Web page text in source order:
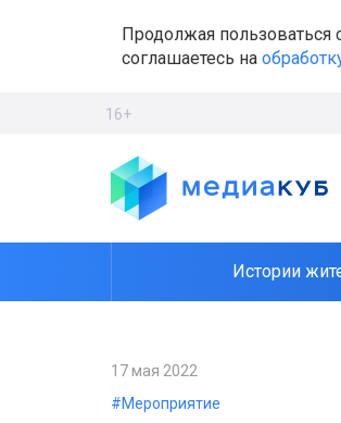
Продолжая пользоваться
соглашаетесь на
16+
Истории
17 мая 2022
#Мероприятие